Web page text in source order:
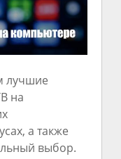
лучшие
на
а также
выбор.